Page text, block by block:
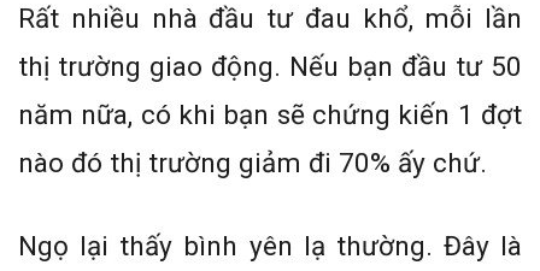
Rất nhiều nhà đầu tư đau khổ, mỗi lần
thị trường giao động. Nếu bạn đầu tư 50
năm nữa, có khi bạn sẽ chứng kiến 1 đợt
nào đó thị trường giảm đi 70% ấy chứ.
Ngọ lại thấy bình yên lạ thường. Đây là